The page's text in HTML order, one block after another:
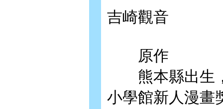
吉崎觀音
原作
熊本縣出生，
小學館新人漫畫